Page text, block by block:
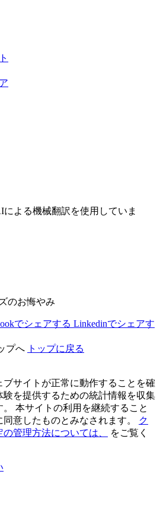
よる機械翻訳を使用していま
のお悔やみ
でシェアする Linkedinでシェアす
プへ トップに戻る
ブサイトが正常に動作することを確
を提供するための統計情報を収集
本サイトの利用を継続すること
意したものとみなされます。
ク
管理方法については、
をご覧く